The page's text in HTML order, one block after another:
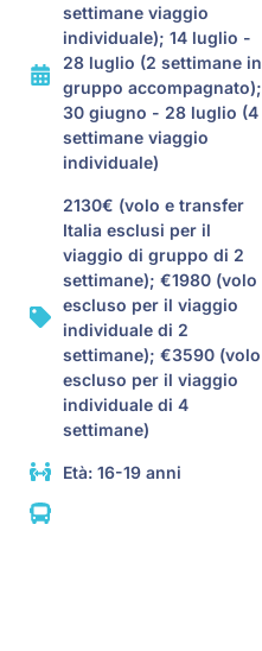
settimane viaggio
individuale); 14 luglio -
28 luglio (2 settimane in
gruppo accompagnato);
30 giugno - 28 luglio (4
settimane viaggio
individuale)
2130€ (volo e transfer
Italia esclusi per il
viaggio di gruppo di 2
settimane); €1980 (volo
escluso per il viaggio
individuale di 2
settimane); €3590 (volo
escluso per il viaggio
individuale di 4
settimane)
Età: 16-19 anni